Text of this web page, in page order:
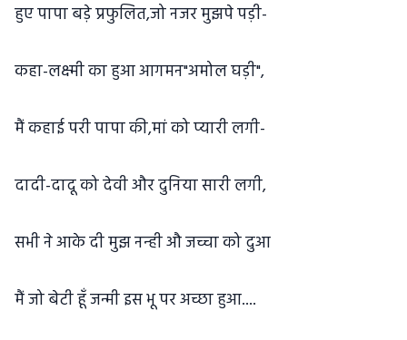
हुए पापा बड़े प्रफुलित,जो नजर मुझपे पड़ी-
कहा-लक्ष्मी का हुआ आगमन"अमोल घड़ी",
मैं कहाई परी पापा की,मां को प्यारी लगी-
दादी-दादू को देवी और दुनिया सारी लगी,
सभी ने आके दी मुझ नन्ही औ जच्चा को दुआ
मैं जो बेटी हूँ जन्मी इस भू पर अच्छा हुआ....